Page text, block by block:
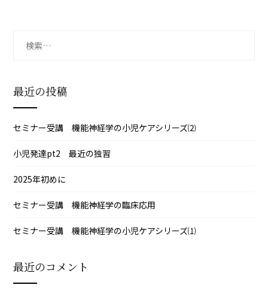
最近の投稿
セミナー受講 機能神経学の小児ケアシリーズ⑵
小児発達pt2 最近の独習
2025年初めに
セミナー受講 機能神経学の臨床応用
セミナー受講 機能神経学の小児ケアシリーズ⑴
最近のコメント